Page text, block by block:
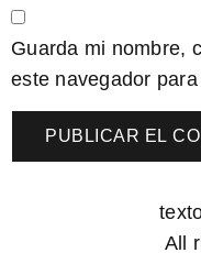
Guarda mi nombre,
este navegador
All